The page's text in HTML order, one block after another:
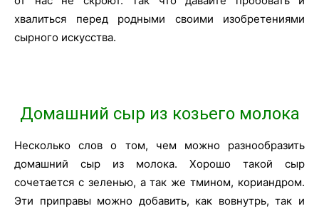
хвалиться перед родными своими изобретениями
сырного искусства.
Домашний сыр из козьего молока
Несколько слов о том, чем можно разнообразить
домашний сыр из молока. Хорошо такой сыр
сочетается с зеленью, а так же тмином, кориандром.
Эти приправы можно добавить, как вовнутрь, так и